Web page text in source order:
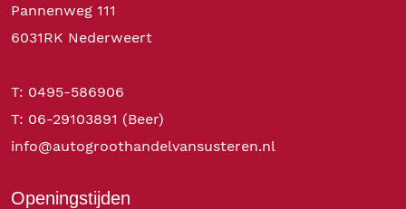
Pannenweg 111
6031RK Nederweert
T: 0495-586906
T: 06-29103891 (Beer)
info@autogroothandelvansusteren.nl
Openingstijden